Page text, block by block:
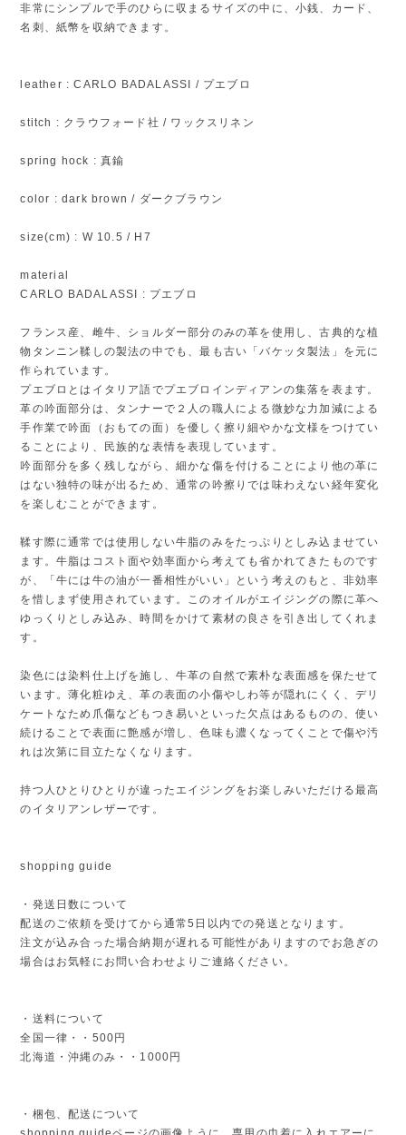
非常にシンプルで手のひらに収まるサイズの中に、小銭、カード、
名刺、紙幣を収納できます。
leather : CARLO BADALASSI / プエブロ
stitch : クラウフォード社 / ワックスリネン
spring hock : 真鍮
color : dark brown / ダークブラウン
size(cm) : W 10.5 / H7
material
CARLO BADALASSI : プエブロ
フランス産、雌牛、ショルダー部分のみの革を使用し、古典的な植
物タンニン鞣しの製法の中でも、最も古い「バケッタ製法」を元に
作られています。
プエブロとはイタリア語でプエブロインディアンの集落を表ます。
革の吟面部分は、タンナーで２人の職人による微妙な力加減による
手作業で吟面（おもての面）を優しく擦り細やかな文様をつけてい
ることにより、民族的な表情を表現しています。
吟面部分を多く残しながら、細かな傷を付けることにより他の革に
はない独特の味が出るため、通常の吟擦りでは味わえない経年変化
を楽しむことができます。
鞣す際に通常では使用しない牛脂のみをたっぷりとしみ込ませてい
ます。牛脂はコスト面や効率面から考えても省かれてきたものです
が、「牛には牛の油が一番相性がいい」という考えのもと、非効率
を惜しまず使用されています。このオイルがエイジングの際に革へ
ゆっくりとしみ込み、時間をかけて素材の良さを引き出してくれま
す。
染色には染料仕上げを施し、牛革の自然で素朴な表面感を保たせて
います。薄化粧ゆえ、革の表面の小傷やしわ等が隠れにくく、デリ
ケートなため爪傷などもつき易いといった欠点はあるものの、使い
続けることで表面に艶感が増し、色味も濃くなってくことで傷や汚
れは次第に目立たなくなります。
持つ人ひとりひとりが違ったエイジングをお楽しみいただける最高
のイタリアンレザーです。
shopping guide
・発送日数について
配送のご依頼を受けてから通常5日以内での発送となります。
注文が込み合った場合納期が遅れる可能性がありますのでお急ぎの
場合はお気軽にお問い合わせよりご連絡ください。
・送料について
全国一律・・500円
北海道・沖縄のみ・・1000円
・梱包、配送について